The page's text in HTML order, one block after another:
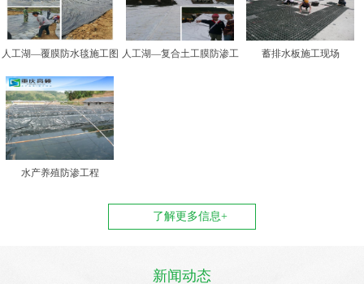
人工湖—覆膜防水毯施工图
例
人工湖—复合土工膜防渗工 蓄排水板施工现场
水产养殖防渗工程
了解更多信息+
新闻动态